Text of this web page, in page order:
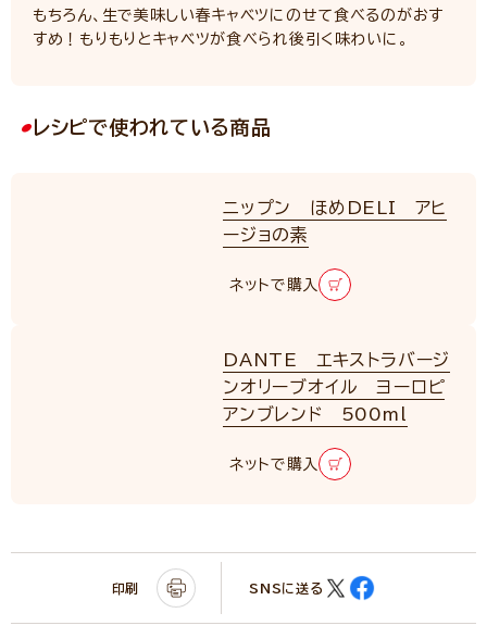
もちろん、生で美味しい春キャベツにのせて食べるのがおす
すめ！もりもりとキャベツが食べられ後引く味わいに。
レシピで使われている商品
ニップン ほめDELI アヒ
ージョの素
ネットで購入
DANTE エキストラバージ
ンオリーブオイル ヨーロピ
アンブレンド 500ml
ネットで購入
印刷 SNSに送る